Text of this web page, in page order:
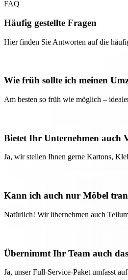
FAQ
Häufig gestellte Fragen
Hier finden Sie Antworten auf die
Wie früh sollte ich meinen
Am besten so früh wie möglich –
Bietet Ihr Unternehmen auch
Ja, wir stellen Ihnen gerne Kartons,
Kann ich auch nur Möbel
Natürlich! Wir übernehmen auch
Übernimmt Ihr Team auch
Ja, unser Full-Service-Paket umfasst